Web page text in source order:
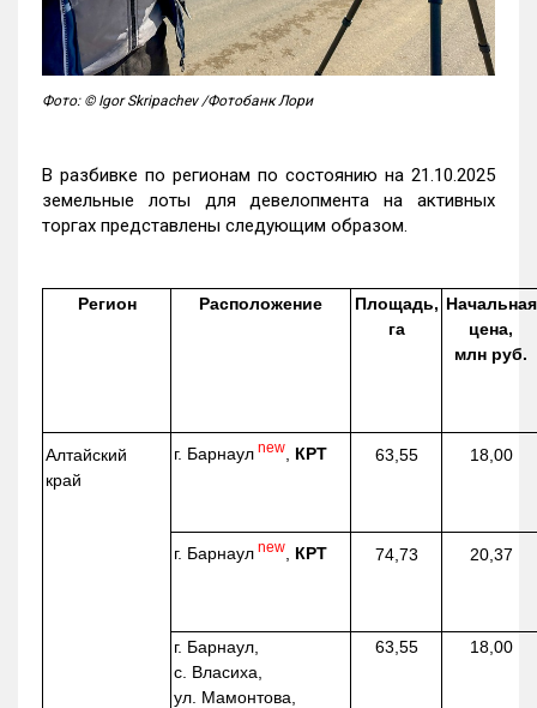
Фото: © Igor Skripachev /Фотобанк Лори
В разбивке по регионам по состоянию на 21.10.2025
земельные лоты для девелопмента на активных
торгах представлены следующим образом.
Регион Расположение
Площадь,
га
Начальная
цена,
млн руб.
Алтайский
край
г. Барнаул new, КРТ 63,55 18,00
г. Барнаул new, КРТ 74,73 20,37
г. Барнаул,
с. Власиха,
ул. Мамонтова,
63,55 18,00